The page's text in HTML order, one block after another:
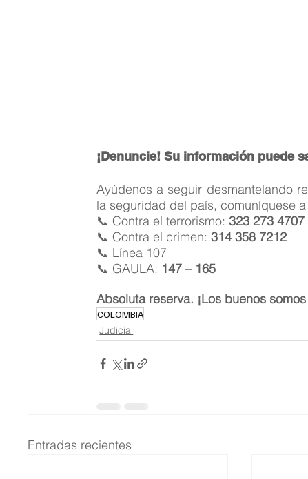
¡Denuncie! Su información puede
Ayúdenos a seguir desmantelando
la seguridad del país, comuníquese
📞 Contra el terrorismo: 323 273 4707
📞 Contra el crimen: 314 358 7212
📞 Línea 107
📞 GAULA: 147 – 165
Absoluta reserva. ¡Los buenos
COLOMBIA
Judicial
Entradas recientes